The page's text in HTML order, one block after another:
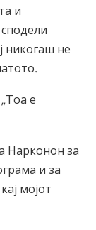
и
никогаш не
е
Нарконон за
и за
мојот